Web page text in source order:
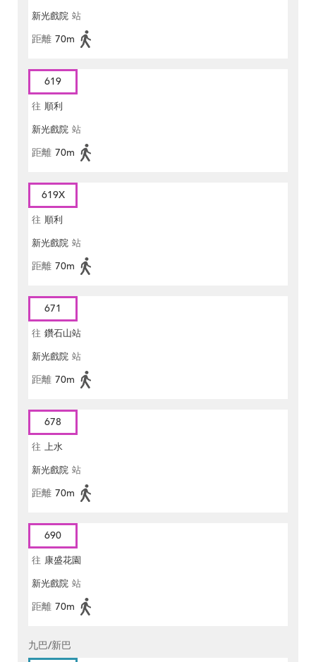
新光戲院 站
距離 70m
619
往 順利
新光戲院 站
距離 70m
619X
往 順利
新光戲院 站
距離 70m
671
往 鑽石山站
新光戲院 站
距離 70m
678
往 上水
新光戲院 站
距離 70m
690
往 康盛花園
新光戲院 站
距離 70m
九巴/新巴